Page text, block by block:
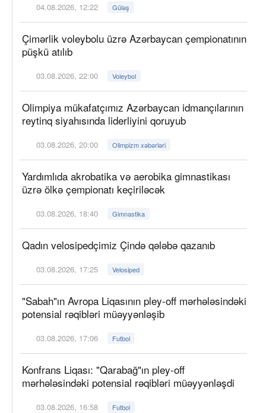
04.08.2026, 12:22 Güləş
Çimərlik voleybolu üzrə Azərbaycan çempionatının
püşkü atılıb
03.08.2026, 22:00 Voleybol
Olimpiya mükafatçımız Azərbaycan idmançılarının
reytinq siyahısında liderliyini qoruyub
03.08.2026, 20:00 Olimpizm xəbərləri
Yardımlıda akrobatika və aerobika gimnastikası
üzrə ölkə çempionatı keçiriləcək
03.08.2026, 18:40 Gimnastika
Qadın velosipedçimiz Çində qələbə qazanıb
03.08.2026, 17:25 Velosiped
"Sabah"ın Avropa Liqasının pley-off mərhələsindəki
potensial rəqibləri müəyyənləşib
03.08.2026, 17:06 Futbol
Konfrans Liqası: "Qarabağ"ın pley-off
mərhələsindəki potensial rəqibləri müəyyənləşdi
03.08.2026, 16:58 Futbol